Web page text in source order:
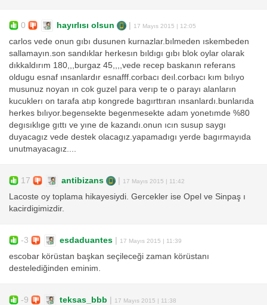
0 hayırlısı olsun 17 Mayıs 2015 | 12:05
carlos vede onun gıbı dusunen kurnazlar.bılmeden ıskembeden
sallamayın.son sandıklar herkesın bıldıgı gıbı blok oylar olarak
dıkkaldırım 180,,,burgaz 45,,,,vede recep baskanın referans
oldugu esnaf ınsanlardır esnafff.corbacı deıl.corbacı kım bılıyo
musunuz noyan ın cok guzel para verıp te o parayı alanların
kucuklerı on tarafa atıp kongrede bagırttıran ınsanlardı.bunlarıda
herkes bılıyor.begensekte begenmesekte adam yonetımde %80
degısıklıge gıttı ve yıne de kazandı.onun ıcın susup saygı
duyacagız vede destek olacagız.yapamadıgı yerde bagırmayıda
unutmayacagız....
17 antibizans 17 Mayıs 2015 | 11:42
Lacoste oy toplama hikayesiydi. Gercekler ise Opel ve Sinpaş ı
kacirdigimizdir.
-3 esdaduantes 17 Mayıs 2015 | 11:39
escobar körüstan başkan seçileceği zaman körüstanı
destelediğinden eminim.
-9 teksas_bbb 17 Mayıs 2015 | 11:38